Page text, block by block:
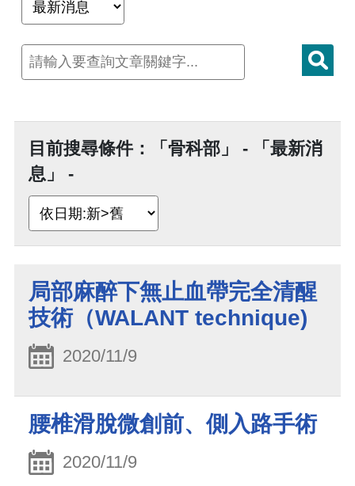
目前搜尋條件：「骨科部」 - 「最新消
息」 -
局部麻醉下無止血帶完全清醒
技術（WALANT technique)
2020/11/9
腰椎滑脫微創前、側入路手術
2020/11/9